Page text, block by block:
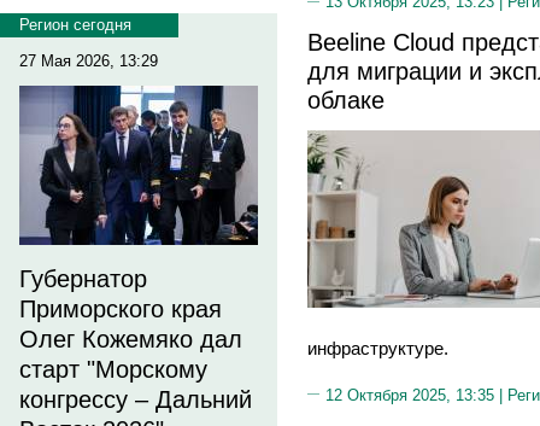
Регион сегодня
27 Мая 2026, 13:29
Губернатор
Приморского края
Олег Кожемяко дал
старт "Морскому
конгрессу – Дальний
Beeline Cloud
для миграции и
облаке
инфраструктуре.
12 Октября 2025, 13:35 |